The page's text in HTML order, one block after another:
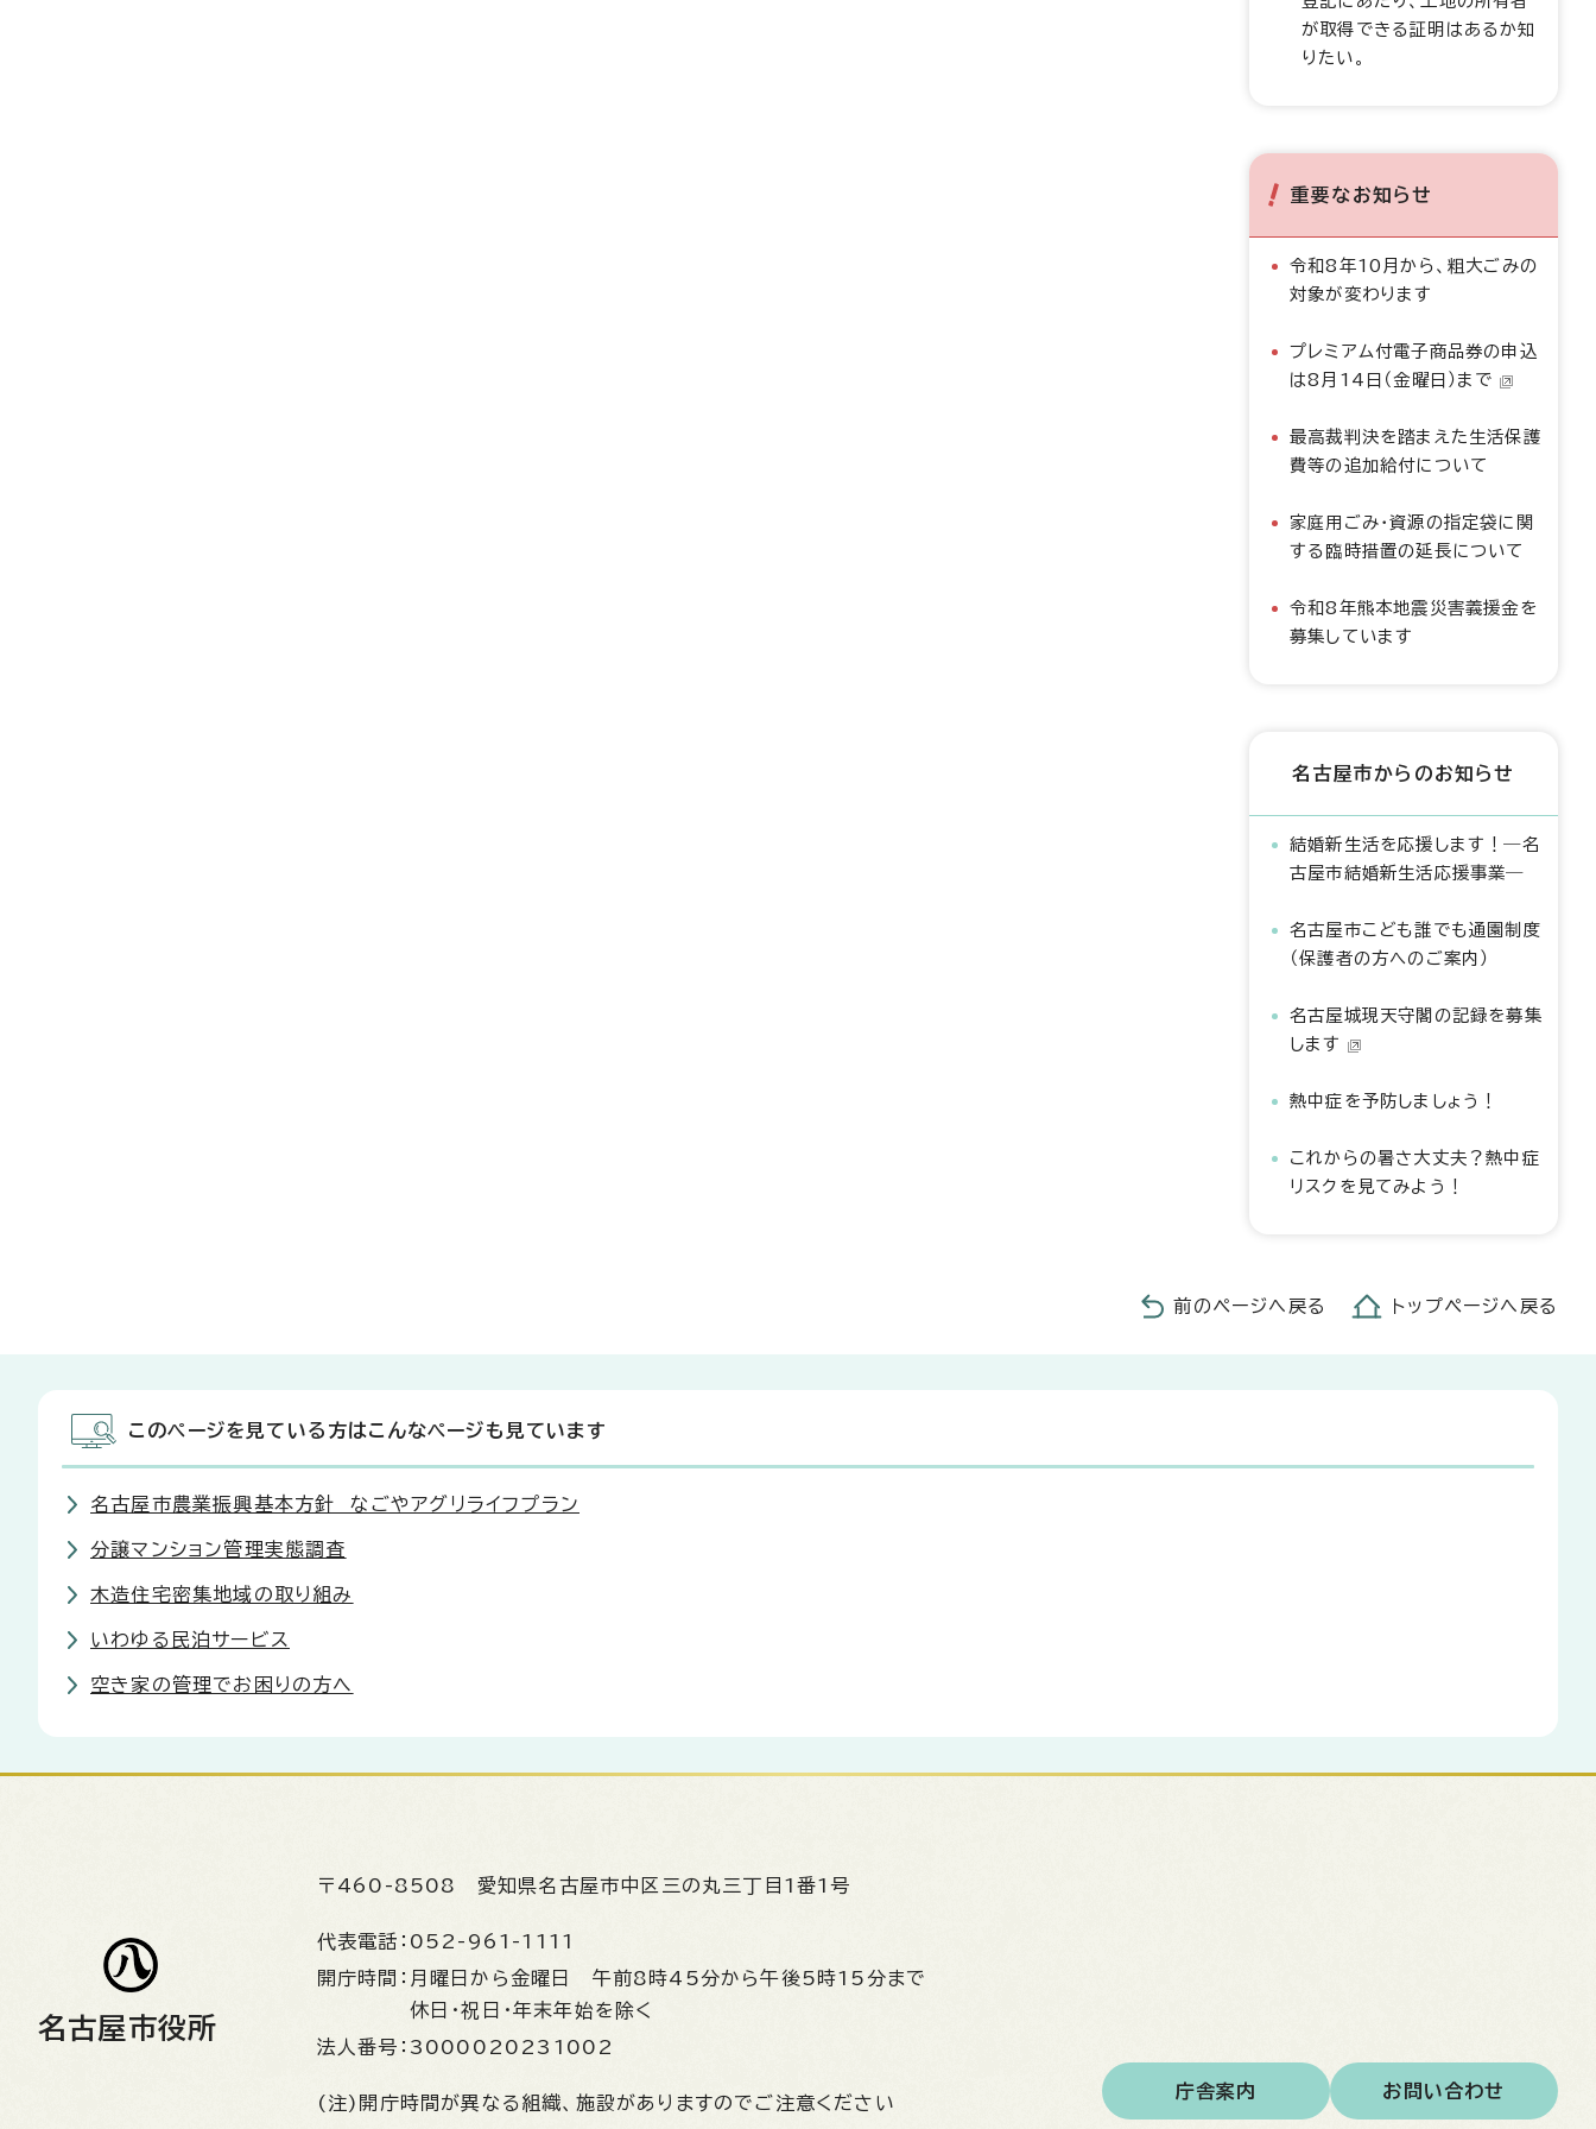
が取得できる証明はあるか知
りたい。
重要なお知らせ
令和8年10月から、粗大ごみの
対象が変わります
プレミアム付電子商品券の申込
は8月14日（金曜日）まで
最高裁判決を踏まえた生活保護
費等の追加給付について
家庭用ごみ・資源の指定袋に関
する臨時措置の延長について
令和8年熊本地震災害義援金を
募集しています
名古屋市からのお知らせ
結婚新生活を応援します！―名
古屋市結婚新生活応援事業―
名古屋市こども誰でも通園制度
（保護者の方へのご案内）
名古屋城現天守閣の記録を募集
します
熱中症を予防しましょう！
これからの暑さ大丈夫？熱中症
リスクを見てみよう！
前のページへ戻る トップページへ戻る
このページを見ている方はこんなページも見ています
名古屋市農業振興基本方針 なごやアグリライフプラン
分譲マンション管理実態調査
木造住宅密集地域の取り組み
いわゆる民泊サービス
空き家の管理でお困りの方へ
名古屋市役所
〒460-8508 愛知県名古屋市中区三の丸三丁目1番1号
代表電話： 052-961-1111
開庁時間： 月曜日から金曜日 午前8時45分から午後5時15分まで
休日・祝日・年末年始を除く
法人番号： 3000020231002
(注)開庁時間が異なる組織、施設がありますのでご注意ください
庁舎案内 お問い合わせ